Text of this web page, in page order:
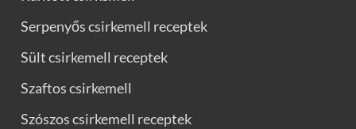
Serpenyős csirkemell receptek
Sült csirkemell receptek
Szaftos csirkemell
Szószos csirkemell receptek